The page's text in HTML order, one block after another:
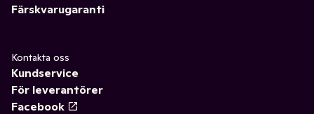
Färskvarugaranti
Kontakta oss
Kundservice
För leverantörer
Facebook